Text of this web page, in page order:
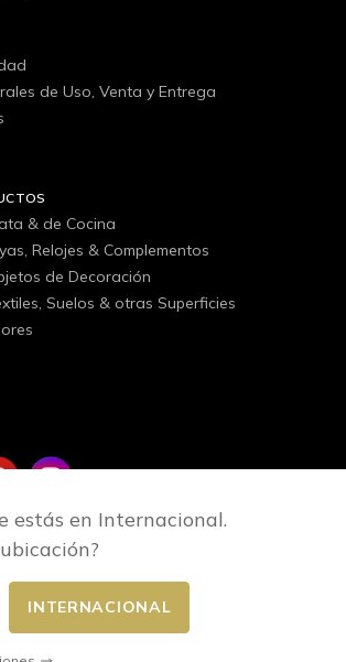
de Uso, Venta y Entrega
& de Cocina
Relojes & Complementos
de Decoración
Suelos & otras Superficies
estás en Internacional.
INTERNACIONAL